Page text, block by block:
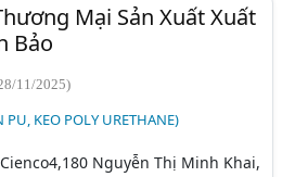
Mại Sản Xuất Xuất
Bảo
11/2025)
PU, KEO POLY URETHANE)
Nguyễn Thị Minh Khai,